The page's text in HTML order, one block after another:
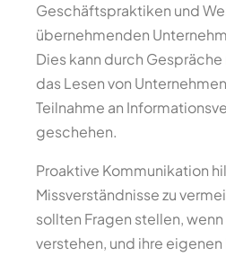
Geschäftspraktiken und
übernehmenden
Dies kann durch
das Lesen von
Teilnahme an
geschehen.
Proaktive Kommunikation
Missverständnisse zu
sollten Fragen stellen,
verstehen, und ihre